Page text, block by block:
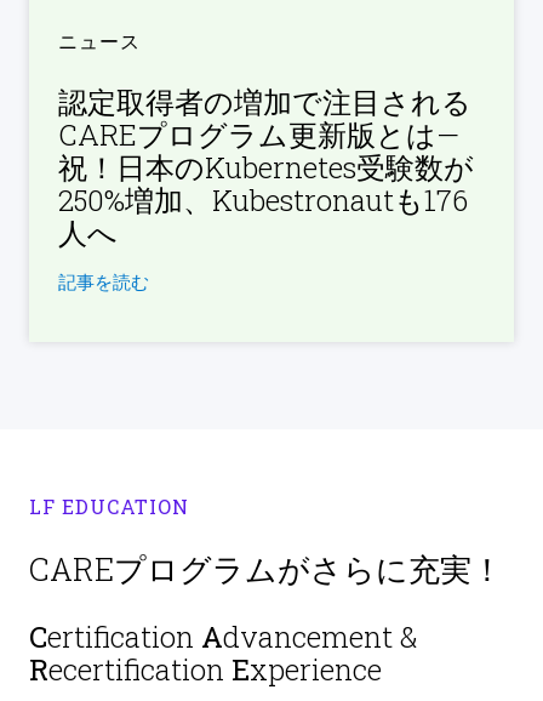
ニュース
認定取得者の増加で注目される
CAREプログラム更新版とは—
祝！日本のKubernetes受験数が
250%増加、Kubestronautも176
人へ
記事を読む
LF EDUCATION
CAREプログラムがさらに充実！
Certification Advancement &
Recertification Experience